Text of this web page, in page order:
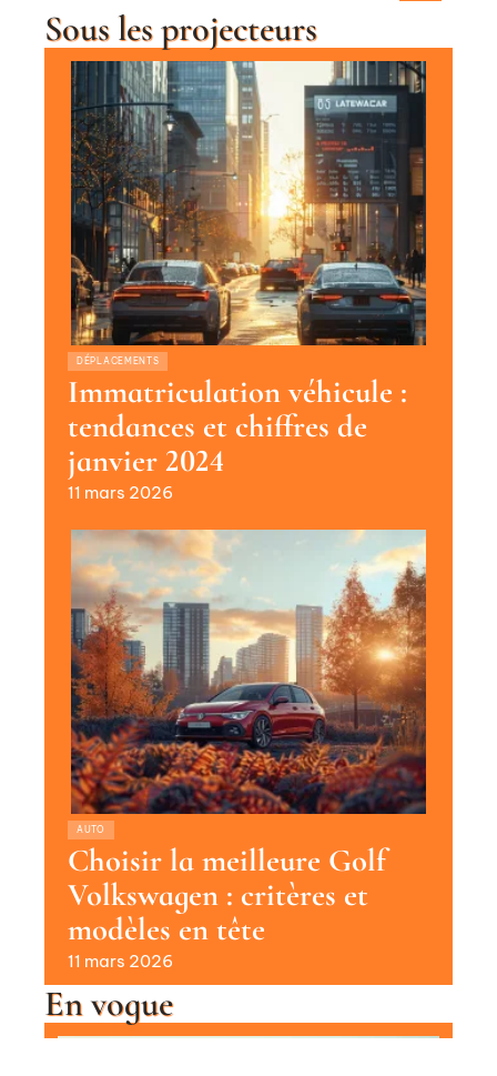
Sous les projecteurs
DÉPLACEMENTS
Immatriculation véhicule :
tendances et chiffres de
janvier 2024
11 mars 2026
AUTO
Choisir la meilleure Golf
Volkswagen : critères et
modèles en tête
11 mars 2026
En vogue